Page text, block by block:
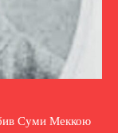
Суми Меккою